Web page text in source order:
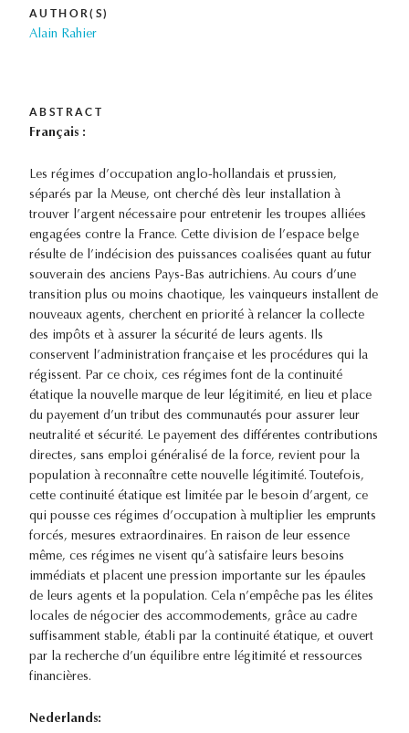
AUTHOR(S)
Alain Rahier
ABSTRACT
Français :
Les régimes d’occupation anglo-hollandais et prussien,
séparés par la Meuse, ont cherché dès leur installation à
trouver l’argent nécessaire pour entretenir les troupes alliées
engagées contre la France. Cette division de l’espace belge
résulte de l’indécision des puissances coalisées quant au futur
souverain des anciens Pays-Bas autrichiens. Au cours d’une
transition plus ou moins chaotique, les vainqueurs installent de
nouveaux agents, cherchent en priorité à relancer la collecte
des impôts et à assurer la sécurité de leurs agents. Ils
conservent l’administration française et les procédures qui la
régissent. Par ce choix, ces régimes font de la continuité
étatique la nouvelle marque de leur légitimité, en lieu et place
du payement d’un tribut des communautés pour assurer leur
neutralité et sécurité. Le payement des différentes contributions
directes, sans emploi généralisé de la force, revient pour la
population à reconnaître cette nouvelle légitimité. Toutefois,
cette continuité étatique est limitée par le besoin d’argent, ce
qui pousse ces régimes d’occupation à multiplier les emprunts
forcés, mesures extraordinaires. En raison de leur essence
même, ces régimes ne visent qu’à satisfaire leurs besoins
immédiats et placent une pression importante sur les épaules
de leurs agents et la population. Cela n’empêche pas les élites
locales de négocier des accommodements, grâce au cadre
suffisamment stable, établi par la continuité étatique, et ouvert
par la recherche d’un équilibre entre légitimité et ressources
financières.
Nederlands: